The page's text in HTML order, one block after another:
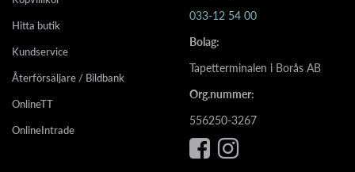
Hitta butik
Kundservice
Återförsäljare / Bildbank
OnlineTT
OnlineIntrade
033-12 54 00
Bolag:
Tapetterminalen i Borås AB
Org.nummer:
556250-3267